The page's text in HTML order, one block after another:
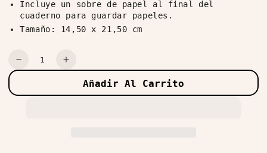
Incluye un sobre de papel al final del
cuaderno para guardar papeles.
Tamaño: 14,50 x 21,50 cm
Cantidad
Reducir
Aumentar
paraAñadir Al Carrito